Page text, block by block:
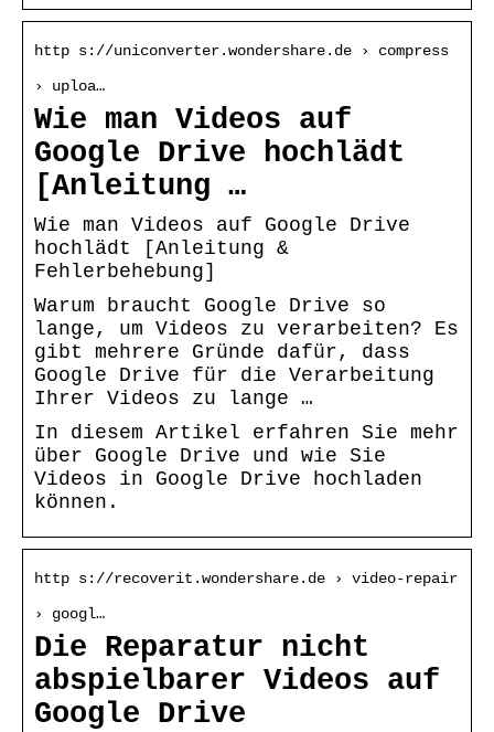
http s://uniconverter.wondershare.de › compress
› uploa…
Wie man Videos auf
Google Drive hochlädt
[Anleitung …
Wie man Videos auf Google Drive
hochlädt [Anleitung &
Fehlerbehebung]
Warum braucht Google Drive so
lange, um Videos zu verarbeiten? Es
gibt mehrere Gründe dafür, dass
Google Drive für die Verarbeitung
Ihrer Videos zu lange …
In diesem Artikel erfahren Sie mehr
über Google Drive und wie Sie
Videos in Google Drive hochladen
können.
http s://recoverit.wondershare.de › video-repair
› googl…
Die Reparatur nicht
abspielbarer Videos auf
Google Drive